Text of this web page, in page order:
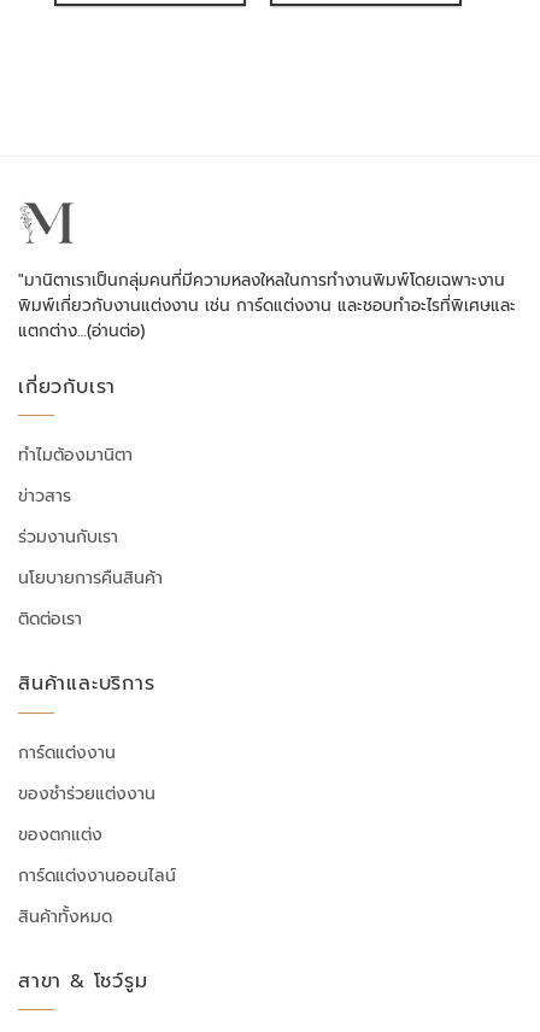
"มานิตาเราเป็นกลุ่มคนที่มีความหลงใหลในการทำงานพิมพ์โดยเฉพาะงาน
พิมพ์เกี่ยวกับงานแต่งงาน เช่น การ์ดแต่งงาน และชอบทำอะไรที่พิเศษและ
แตกต่าง…(อ่านต่อ)
เกี่ยวกับเรา
ทำไมต้องมานิตา
ข่าวสาร
ร่วมงานกับเรา
นโยบายการคืนสินค้า
ติดต่อเรา
สินค้าและบริการ
การ์ดแต่งงาน
ของชำร่วยแต่งงาน
ของตกแต่ง
การ์ดแต่งงานออนไลน์
สินค้าทั้งหมด
สาขา & โชว์รูม